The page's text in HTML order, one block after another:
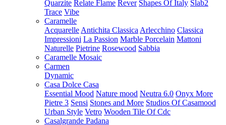
Quarzite Relate Flame Rever Shapes Of Italy Slab2
Trace Vibe
Caramelle
Acquarelle Antichita Classica Arlecchino Classica
Impressioni La Passion Marble Porcelain Mattoni
Naturelle Pietrine Rosewood Sabbia
Caramelle Mosaic
Carmen
Dynamic
Casa Dolce Casa
Essential Mood Nature mood Neutra 6.0 Onyx More
Pietre 3 Sensi Stones and More Studios Of Casamood
Urban Style Vetro Wooden Tile Of Cdc
Casalgrande Padana